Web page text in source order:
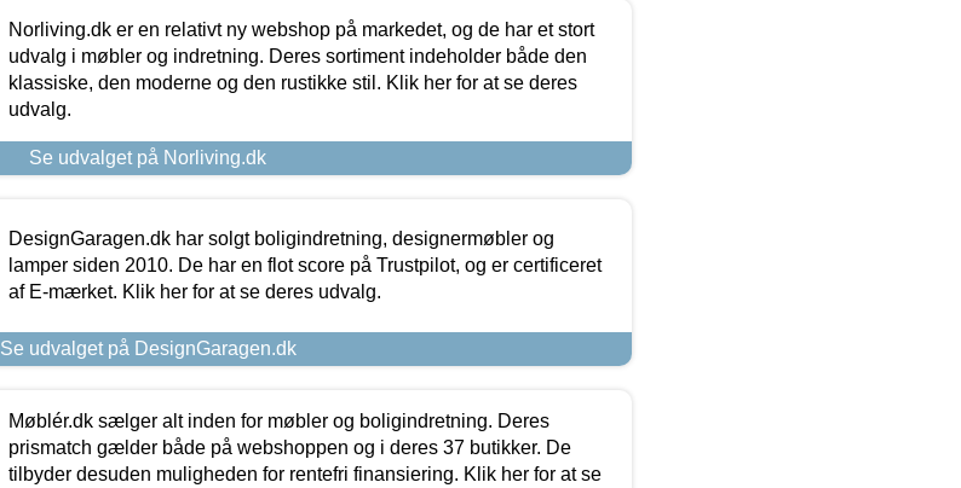
Norliving.dk er en relativt ny webshop på markedet, og de har et stort
udvalg i møbler og indretning. Deres sortiment indeholder både den
klassiske, den moderne og den rustikke stil. Klik her for at se deres
udvalg.
Se udvalget på Norliving.dk
DesignGaragen.dk har solgt boligindretning, designermøbler og
lamper siden 2010. De har en flot score på Trustpilot, og er certificeret
af E-mærket. Klik her for at se deres udvalg.
Se udvalget på DesignGaragen.dk
Møblér.dk sælger alt inden for møbler og boligindretning. Deres
prismatch gælder både på webshoppen og i deres 37 butikker. De
tilbyder desuden muligheden for rentefri finansiering. Klik her for at se